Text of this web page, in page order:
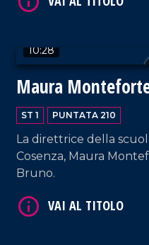
10:28
Maura
ST 1 PUNTATA 210
La direttrice della
Cosenza, Maura
Bruno.
VAI AL TITOLO